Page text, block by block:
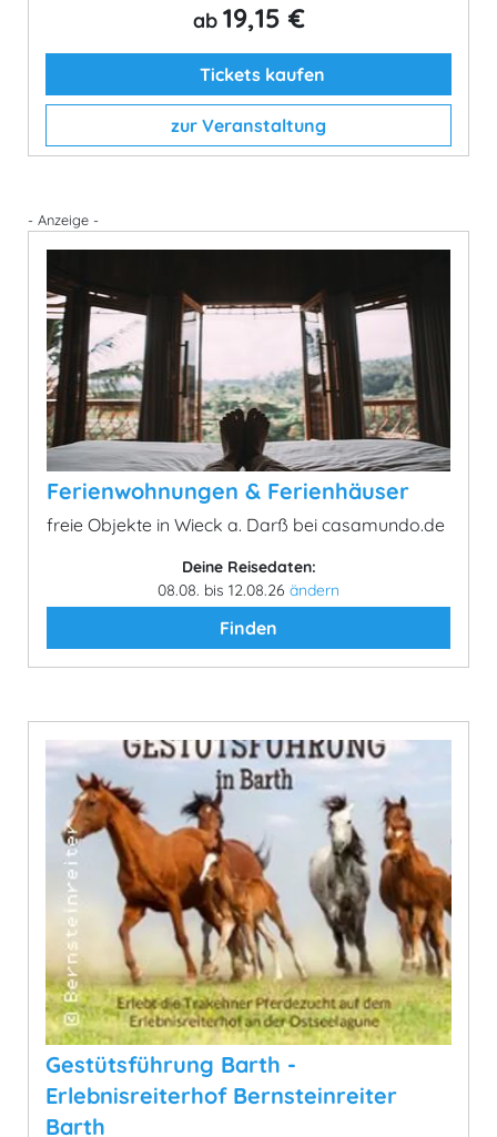
ab 19,15 €
Tickets kaufen
zur Veranstaltung
- Anzeige -
Ferienwohnungen & Ferienhäuser
freie Objekte in Wieck a. Darß bei casamundo.de
Deine Reisedaten:
08.08. bis 12.08.26 ändern
Finden
Gestütsführung Barth -
Erlebnisreiterhof Bernsteinreiter
Barth